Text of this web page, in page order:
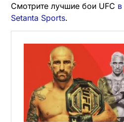
Смотрите лучшие бои UFC
Setanta Sports.